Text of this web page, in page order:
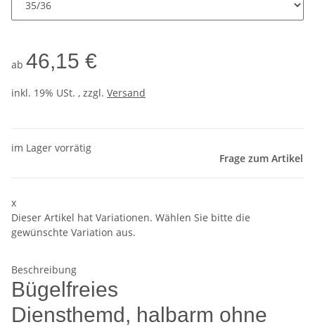
ab 46,15 €
inkl. 19% USt. , zzgl. Versand
im Lager vorrätig
Frage zum Artikel
x
Dieser Artikel hat Variationen. Wählen Sie bitte die
gewünschte Variation aus.
Beschreibung
Bügelfreies
Diensthemd, halbarm ohne